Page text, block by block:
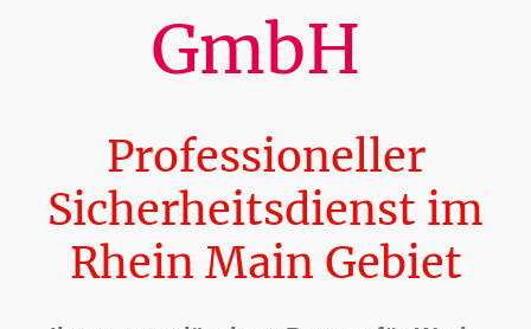
GmbH
Professioneller
Sicherheitsdienst im
Rhein Main Gebiet